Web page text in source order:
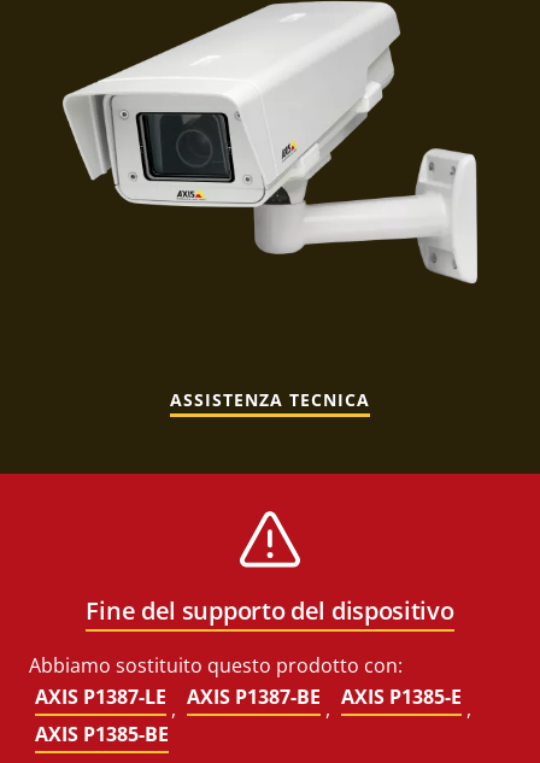
ASSISTENZA TECNICA
Fine del supporto del dispositivo
Abbiamo sostituito questo prodotto con:
AXIS P1387-LE , AXIS P1387-BE , AXIS P1385-E ,
AXIS P1385-BE